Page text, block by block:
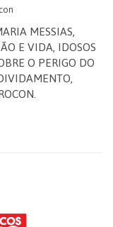
MESSIAS,
E VIDA, IDOSOS
O PERIGO DO